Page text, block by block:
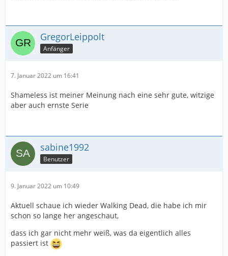
GregorLeippolt
Anfänger
7. Januar 2022 um 16:41
Shameless ist meiner Meinung nach eine sehr gute, witzige
aber auch ernste Serie
sabine1992
Benutzer
9. Januar 2022 um 10:49
Aktuell schaue ich wieder Walking Dead, die habe ich mir
schon so lange her angeschaut,
dass ich gar nicht mehr weiß, was da eigentlich alles
passiert ist